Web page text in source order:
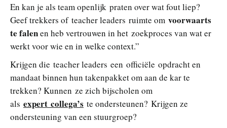
En kan je als team openlijk praten over wat fout liep?
Geef trekkers of teacher leaders ruimte om voorwaarts
te falenen heb vertrouwen in het zoekproces van wat er
werkt voor wie en in welke context.”
Krijgen die teacher leaders een officiële opdracht en
mandaat binnen hun takenpakket om aan de kar te
trekken? Kunnen ze zich bijscholen om
als expert collega’s te ondersteunen? Krijgen ze
ondersteuning van een stuurgroep?